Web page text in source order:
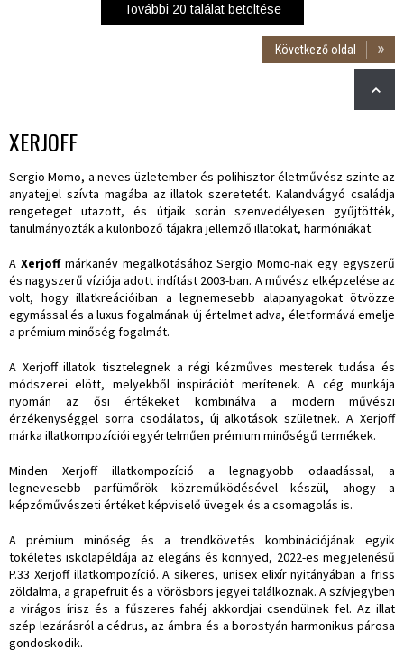
További 20 találat betöltése
Következő oldal
XERJOFF
Sergio Momo, a neves üzletember és polihisztor életművész szinte az
anyatejjel szívta magába az illatok szeretetét. Kalandvágyó családja
rengeteget utazott, és útjaik során szenvedélyesen gyűjtötték,
tanulmányozták a különböző tájakra jellemző illatokat, harmóniákat.
A Xerjoffmárkanév megalkotásához Sergio Momo-nak egy egyszerű
és nagyszerű víziója adott indítást 2003-ban. A művész elképzelése az
volt, hogy illatkreációiban a legnemesebb alapanyagokat ötvözze
egymással és a luxus fogalmának új értelmet adva, életformává emelje
a prémium minőség fogalmát.
A Xerjoff illatok tisztelegnek a régi kézműves mesterek tudása és
módszerei elött, melyekből inspirációt merítenek. A cég munkája
nyomán az ősi értékeket kombinálva a modern művészi
érzékenységgel sorra csodálatos, új alkotások születnek. A Xerjoff
márka illatkompozíciói egyértelműen prémium minőségű termékek.
Minden Xerjoff illatkompozíció a legnagyobb odaadással, a
legnevesebb parfümőrök közreműködésével készül, ahogy a
képzőművészeti értéket képviselő üvegek és a csomagolás is.
A prémium minőség és a trendkövetés kombinációjának egyik
tökéletes iskolapéldája az elegáns és könnyed, 2022-es megjelenésű
P.33 Xerjoff illatkompozíció. A sikeres, unisex elixír nyitányában a friss
zöldalma, a grapefruit és a vörösbors jegyei találkoznak. A szívjegyben
a virágos írisz és a fűszeres fahéj akkordjai csendülnek fel. Az illat
szép lezárásról a cédrus, az ámbra és a borostyán harmonikus párosa
gondoskodik.